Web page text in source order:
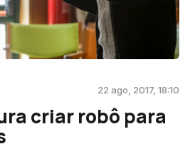
22 ago, 2017, 18:10
criar robô para